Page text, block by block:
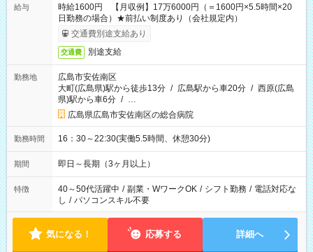
給与
時給1600円 【月収例】17万6000円（＝1600円×5.5時間×20
日勤務の場合）★前払い制度あり（会社規定内）
交通費別途支給あり
交通費 別途支給
勤務地
広島市安佐南区
大町(広島県)駅から徒歩13分 / 広島駅から車20分 / 西原(広島
県)駅から車6分 / …
広島県広島市安佐南区の総合病院
勤務時間 16：30～22:30(実働5.5時間、休憩30分)
期間 即日～長期（3ヶ月以上）
特徴 40～50代活躍中 / 副業・WワークOK / シフト勤務 / 電話対応な
し / パソコンスキル不要
気になる！ 応募する 詳細へ